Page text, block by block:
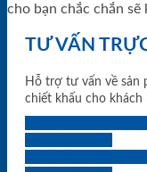
cho bạn chắc chắn
TƯ VẤN
Hỗ trợ tư vấn về sản
chiết khấu cho khách